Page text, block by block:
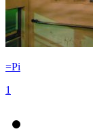
=Pi
1